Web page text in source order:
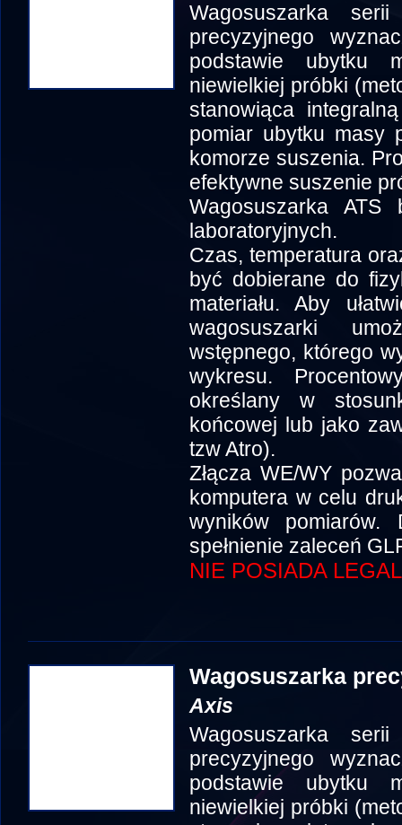
Wagosuszarka
precyzyjnego
podstawie ubytku
niewielkiej próbki
stanowiąca
pomiar ubytku masy
komorze suszenia.
efektywne suszenie
Wagosuszarka
laboratoryjnych.
Czas, temperatura
być dobierane do
materiału. Aby
wagosuszarki
wstępnego, którego
wykresu.
określany w
końcowej lub jako
tzw Atro).
Złącza WE/WY
komputera w celu
wyników pomiarów.
spełnienie zaleceń
NIE POSIADA
Wagosuszarka
Axis
Wagosuszarka
precyzyjnego
podstawie ubytku
niewielkiej próbki